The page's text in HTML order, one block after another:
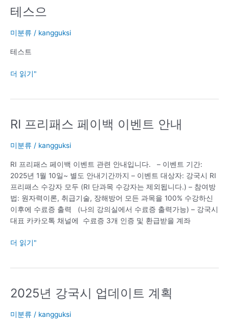
이
완
료
내
테스으
미분류 / kangguksi
테스트
테
으
더 읽기"
RI 프리패스 페이백 이벤트 안내
미분류 / kangguksi
RI 프리패스 페이백 이벤트 관련 안내입니다. – 이벤트 기간:
2025년 1월 10일~ 별도 안내기간까지 – 이벤트 대상자: 강국시 RI
프리패스 수강자 모두 (RI 단과목 수강자는 제외됩니다.) – 참여방
법: 원자력이론, 취급기술, 장해방어 모든 과목을 100% 수강하신
이후에 수료증 출력 (나의 강의실에서 수료증 출력가능) – 강국시
대표 카카오톡 채널에 수료증 3개 인증 및 환급받을 계좌
RI
리
스
페
이
백
이
벤
안
더 읽기"
2025년 강국시 업데이트 계획
미분류 / kangguksi
2025
강